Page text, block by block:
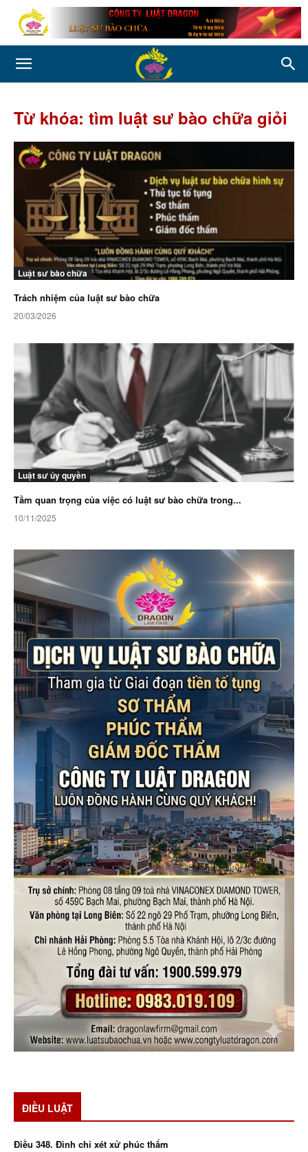
Từ khóa: tìm luật sư bào chữa giỏi
Luật sư bào chữa
Trách nhiệm của luật sư bào chữa
20/03/2026
Luật sư ủy quyền
Tầm quan trọng của việc có luật sư bào chữa trong...
10/11/2025
ĐIỀU LUẬT
Điều 348. Đình chỉ xét xử phúc thẩm